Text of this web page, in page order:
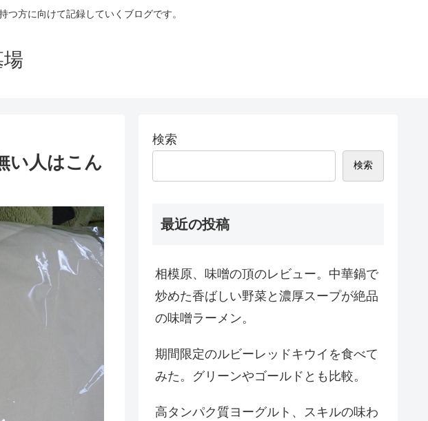
方に向けて記録していくブログです。
い人はこん
検索
検索
最近の投稿
相模原、味噌の頂のレビュー。中華鍋で
炒めた香ばしい野菜と濃厚スープが絶品
の味噌ラーメン。
期間限定のルビーレッドキウイを食べて
みた。グリーンやゴールドとも比較。
高タンパク質ヨーグルト、スキルの味わ